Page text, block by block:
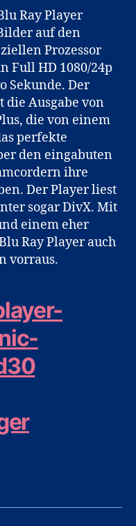
Ray Player
auf den
Prozessor
Full HD 1080/24p
Sekunde. Der
die Ausgabe von
die von einem
perfekte
den eingabuten
ihre
Der Player liest
sogar DivX. Mit
einem eher
Ray Player auch
vorraus.